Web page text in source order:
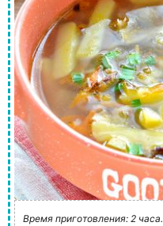
Время приготовления: 2 часа.